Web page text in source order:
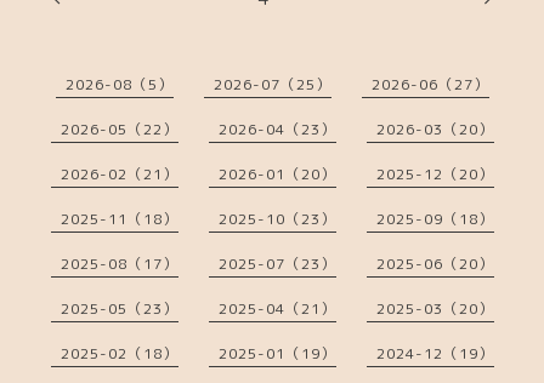
2026-08（5） 2026-07（25） 2026-06（27）
2026-05（22） 2026-04（23） 2026-03（20）
2026-02（21） 2026-01（20） 2025-12（20）
2025-11（18） 2025-10（23） 2025-09（18）
2025-08（17） 2025-07（23） 2025-06（20）
2025-05（23） 2025-04（21） 2025-03（20）
2025-02（18） 2025-01（19） 2024-12（19）